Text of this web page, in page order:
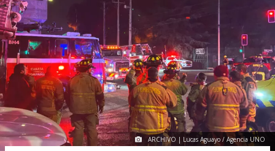
ARCHIVO | Lucas Aguayo / Agencia UNO